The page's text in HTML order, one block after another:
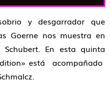
y desgarrador que
Goerne nos muestra en
En esta quinta
está acompañado